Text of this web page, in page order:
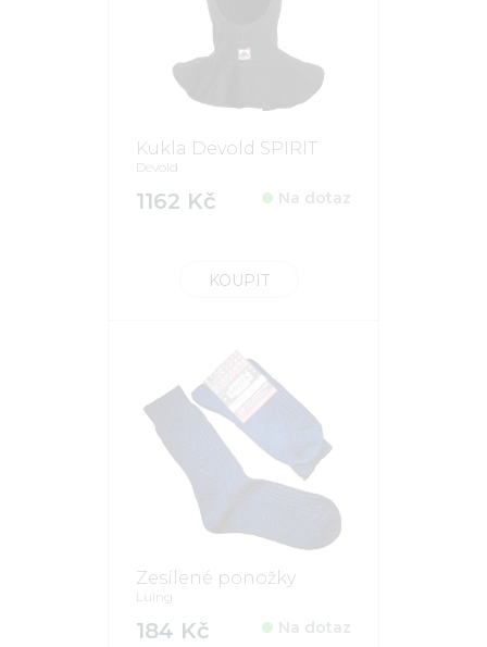
Kukla Devold SPIRIT
Devold
1162 Kč Na dotaz
KOUPIT
Zesílené ponožky
Luing
184 Kč Na dotaz